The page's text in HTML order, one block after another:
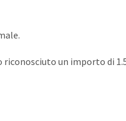
un importo di